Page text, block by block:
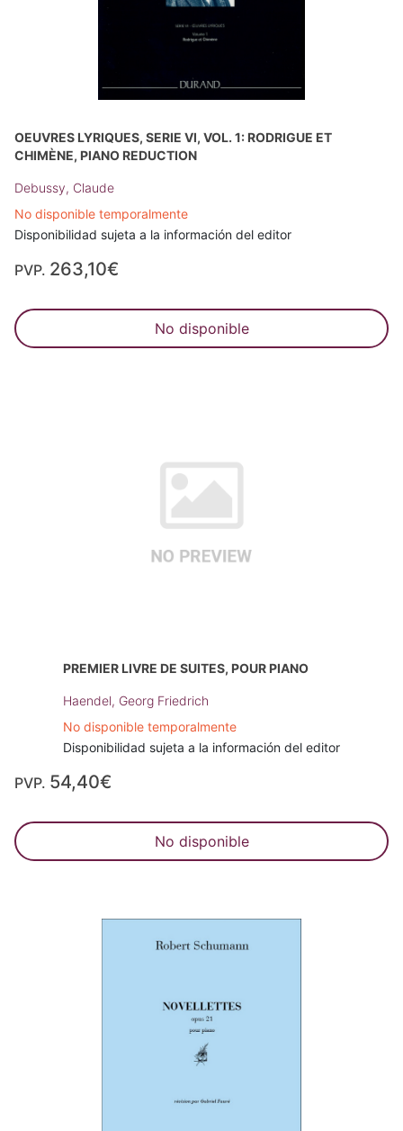
OEUVRES LYRIQUES, SERIE VI, VOL. 1: RODRIGUE ET
CHIMÈNE, PIANO REDUCTION
Debussy, Claude
No disponible temporalmente
Disponibilidad sujeta a la información del editor
PVP. 263,10€
No disponible
PREMIER LIVRE DE SUITES, POUR PIANO
Haendel, Georg Friedrich
No disponible temporalmente
Disponibilidad sujeta a la información del editor
PVP. 54,40€
No disponible